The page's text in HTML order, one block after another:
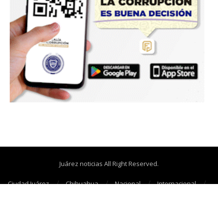
Juárez noticias All Right Reserved.
Ciudad Juárez Chihuahua Nacional
Internacional